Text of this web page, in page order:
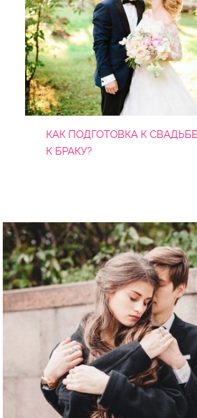
КАК ПОДГОТОВКА К
К БРАКУ?